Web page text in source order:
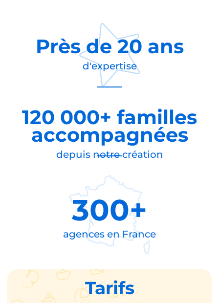
Près de20 ans
d'expertise
120 000+ familles
accompagnées
depuis notre création
300+
agences enFrance
Tarifs